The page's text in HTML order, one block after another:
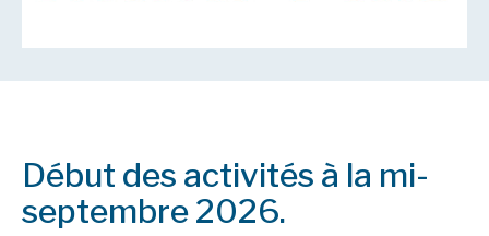
Début des activités à la mi-
septembre 2026.